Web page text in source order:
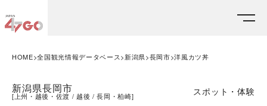
HOME 全国観光情報データベース 新潟県 長岡市 洋風カツ丼
新潟県長岡市
[上州・越後・佐渡 越後 長岡・柏崎] スポット・体験